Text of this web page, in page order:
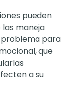
pueden
las maneja
problema para
que
a su